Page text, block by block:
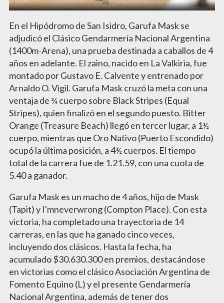
En el Hipódromo de San Isidro, Garufa Mask se
adjudicó el Clásico Gendarmería Nacional Argentina
(1400m-Arena), una prueba destinada a caballos de 4
años en adelante. El zaino, nacido en La Valkiria, fue
montado por Gustavo E. Calvente y entrenado por
Arnaldo O. Vigil. Garufa Mask cruzó la meta con una
ventaja de ¾ cuerpo sobre Black Stripes (Equal
Stripes), quien finalizó en el segundo puesto. Bitter
Orange (Treasure Beach) llegó en tercer lugar, a 1½
cuerpo, mientras que Oro Nativo (Puerto Escondido)
ocupó la última posición, a 4½ cuerpos. El tiempo
total de la carrera fue de 1.21.59, con una cuota de
5.40 a ganador.
Garufa Mask es un macho de 4 años, hijo de Mask
(Tapit) y I'mneverwrong (Compton Place). Con esta
victoria, ha completado una trayectoria de 14
carreras, en las que ha ganado cinco veces,
incluyendo dos clásicos. Hasta la fecha, ha
acumulado $30.630.300 en premios, destacándose
en victorias como el clásico Asociación Argentina de
Fomento Equino (L) y el presente Gendarmería
Nacional Argentina, además de tener dos